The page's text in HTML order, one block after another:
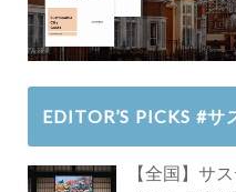
EDITOR’S PICKS #サ
【全国】サ